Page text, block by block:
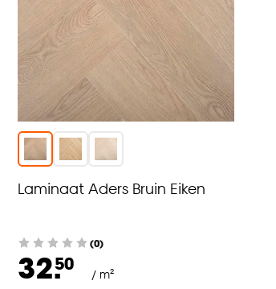
Laminaat Aders Bruin Eiken
(0)
32.50
/ m²